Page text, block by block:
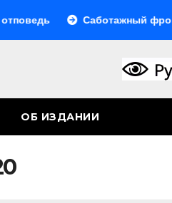
Саботажный фронт
ОБ ИЗДАНИИ